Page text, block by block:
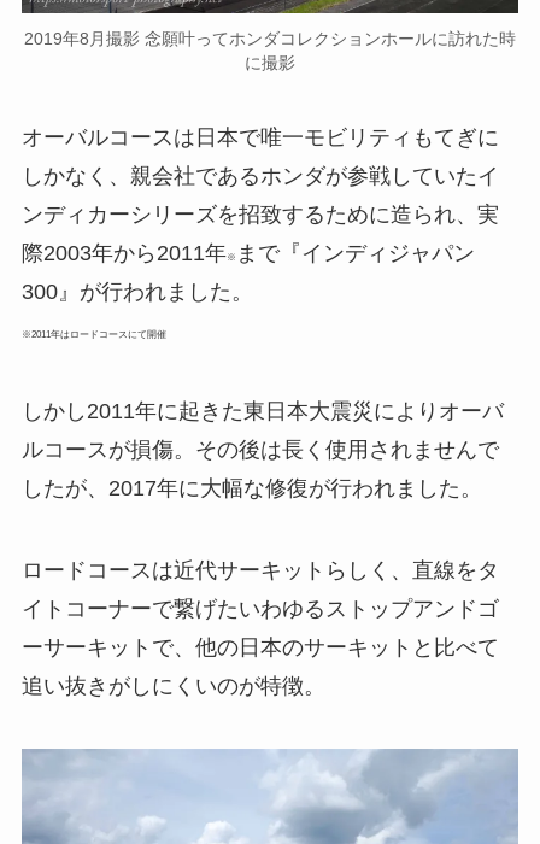
2019年8月撮影 念願叶ってホンダコレクションホールに訪れた時
に撮影
オーバルコースは日本で唯一モビリティもてぎに
しかなく、親会社であるホンダが参戦していたイ
ンディカーシリーズを招致するために造られ、実
際2003年から2011年※ まで『インディジャパン
300』が行われました。
※2011年はロードコースにて開催
しかし2011年に起きた東日本大震災によりオーバ
ルコースが損傷。その後は長く使用されませんで
したが、2017年に大幅な修復が行われました。
ロードコースは近代サーキットらしく、直線をタ
イトコーナーで繋げたいわゆるストップアンドゴ
ーサーキットで、他の日本のサーキットと比べて
追い抜きがしにくいのが特徴。